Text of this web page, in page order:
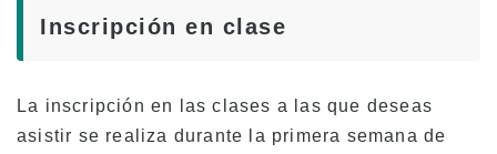
Ubicación e instalaciones privilegiadas
¡Divertido! Vida estudiantil Aloha
Acceso a la Universidad
Inscripción en clase
La inscripción en las clases a las que deseas
asistir se realiza durante la primera semana de